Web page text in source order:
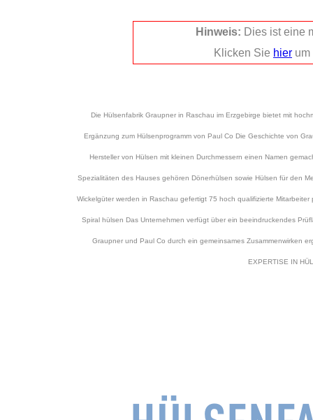
Die Hülsenfabrik Graupner in Raschau im Erzgebirge bietet mit
Ergänzung zum Hülsenprogramm von Paul Co Die Geschichte von
Hersteller von Hülsen mit kleinen Durchmessern einen Namen
Spezialitäten des Hauses gehören Dönerhülsen sowie Hülsen für den
Wickelgüter werden in Raschau gefertigt 75 hoch qualifizierte
Spiral hülsen Das Unternehmen verfügt über ein beeindruckendes
Graupner und Paul Co durch ein gemeinsames Zusammenwirken
EXPERTISE IN
Hinweis: Dies ist eine
Klicken Sie hier um